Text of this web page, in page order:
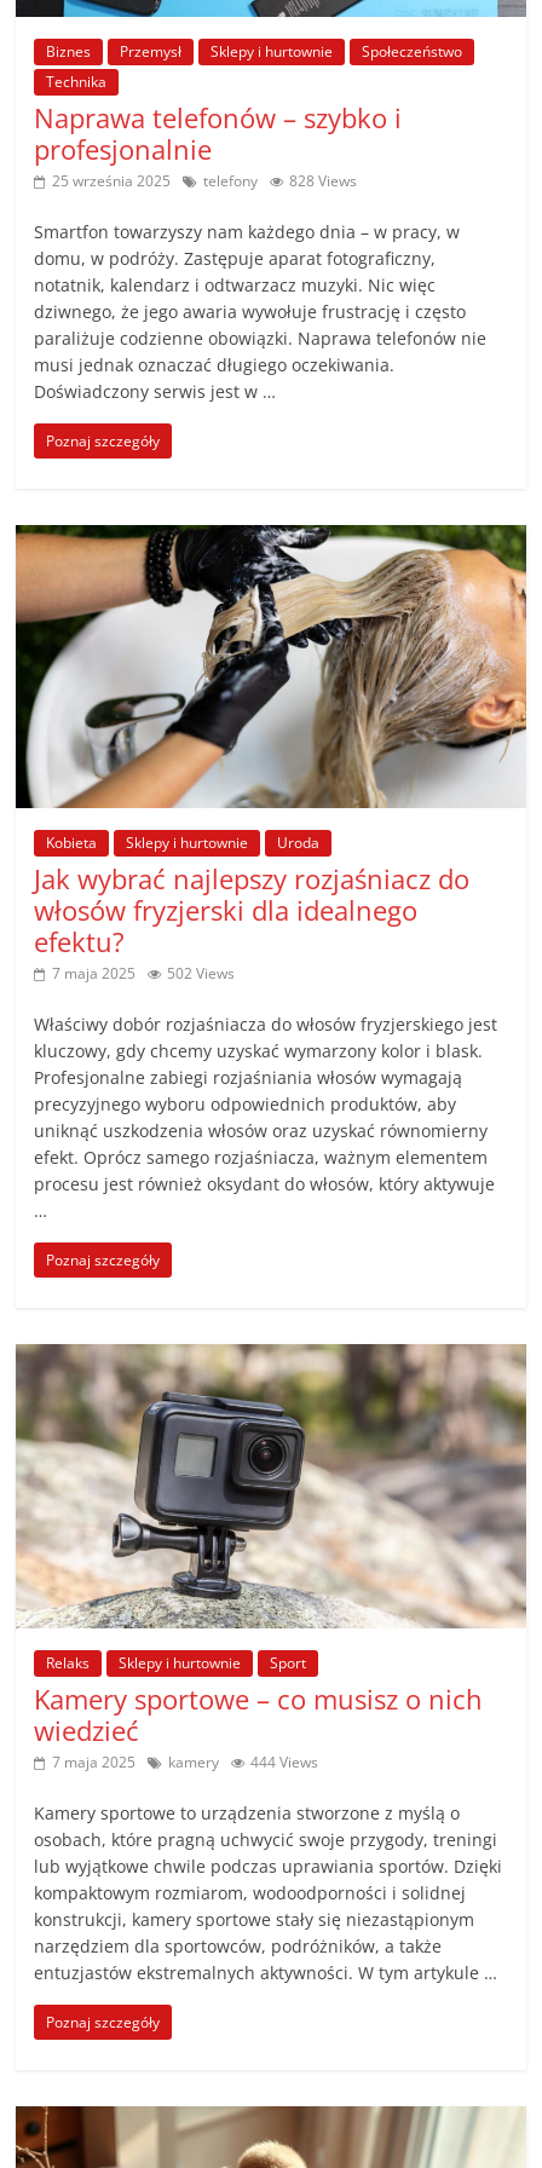
poradniki.
Porady
praktyczne
porady
wskazówki
poradniki
na
każdy
temat
Biznes Przemysł Sklepy i hurtownie
Społeczeństwo
Technika
Naprawa telefonów – szybko i
profesjonalnie
25 września 2025 telefony 828 Views
Smartfon towarzyszy nam każdego dnia – w pracy, w
domu, w podróży. Zastępuje aparat fotograficzny,
notatnik, kalendarz i odtwarzacz muzyki. Nic więc
dziwnego, że jego awaria wywołuje frustrację i często
paraliżuje codzienne obowiązki. Naprawa telefonów nie
musi jednak oznaczać długiego oczekiwania.
Doświadczony serwis jest w …
Poznaj szczegóły
Kobieta Sklepy i hurtownie Uroda
Jak wybrać najlepszy rozjaśniacz do
włosów fryzjerski dla idealnego
efektu?
7 maja 2025 502 Views
Właściwy dobór rozjaśniacza do włosów fryzjerskiego jest
kluczowy, gdy chcemy uzyskać wymarzony kolor i blask.
Profesjonalne zabiegi rozjaśniania włosów wymagają
precyzyjnego wyboru odpowiednich produktów, aby
uniknąć uszkodzenia włosów oraz uzyskać równomierny
efekt. Oprócz samego rozjaśniacza, ważnym elementem
procesu jest również oksydant do włosów, który aktywuje
…
Poznaj szczegóły
Relaks Sklepy i hurtownie Sport
Kamery sportowe – co musisz o nich
wiedzieć
7 maja 2025 kamery 444 Views
Kamery sportowe to urządzenia stworzone z myślą o
osobach, które pragną uchwycić swoje przygody, treningi
lub wyjątkowe chwile podczas uprawiania sportów. Dzięki
kompaktowym rozmiarom, wodoodporności i solidnej
konstrukcji, kamery sportowe stały się niezastąpionym
narzędziem dla sportowców, podróżników, a także
entuzjastów ekstremalnych aktywności. W tym artykule …
Poznaj szczegóły